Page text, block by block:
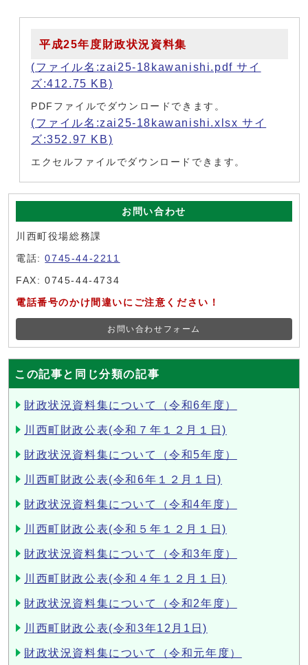
平成25年度財政状況資料集
(ファイル名:zai25-18kawanishi.pdf サイ
ズ:412.75 KB)
PDFファイルでダウンロードできます。
(ファイル名:zai25-18kawanishi.xlsx サイ
ズ:352.97 KB)
エクセルファイルでダウンロードできます。
お問い合わせ
川西町役場総務課
電話:0745-44-2211
FAX: 0745-44-4734
電話番号のかけ間違いにご注意ください！
お問い合わせフォーム
この記事と同じ分類の記事
財政状況資料集について（令和6年度）
川西町財政公表(令和７年１２月１日)
財政状況資料集について（令和5年度）
川西町財政公表(令和6年１２月１日)
財政状況資料集について（令和4年度）
川西町財政公表(令和５年１２月１日)
財政状況資料集について（令和3年度）
川西町財政公表(令和４年１２月１日)
財政状況資料集について（令和2年度）
川西町財政公表(令和3年12月1日)
財政状況資料集について（令和元年度）